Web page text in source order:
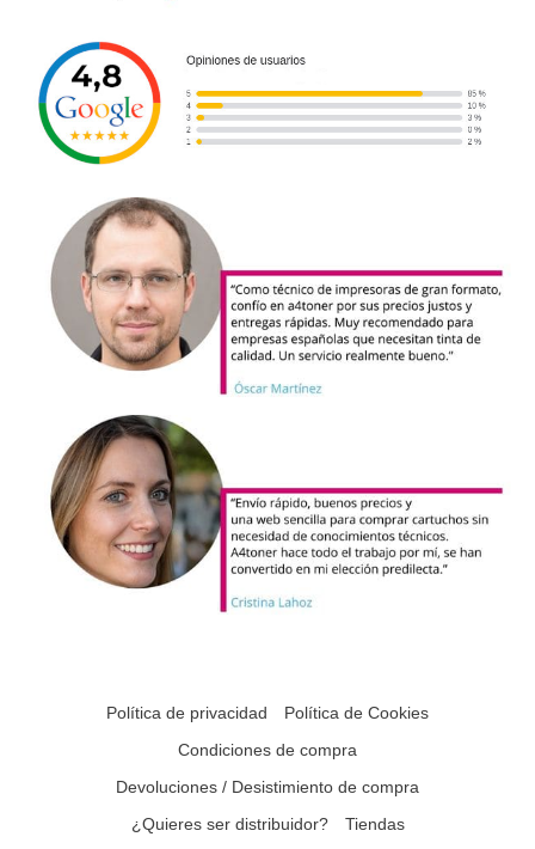
Política de privacidad
Política de Cookies
Condiciones de compra
Devoluciones / Desistimiento de compra
¿Quieres ser distribuidor?
Tiendas